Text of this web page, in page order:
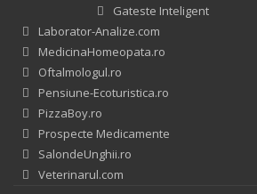
Gateste Inteligent
Laborator-Analize.com
MedicinaHomeopata.ro
Oftalmologul.ro
Pensiune-Ecoturistica.ro
PizzaBoy.ro
Prospecte Medicamente
SalondeUnghii.ro
Veterinarul.com